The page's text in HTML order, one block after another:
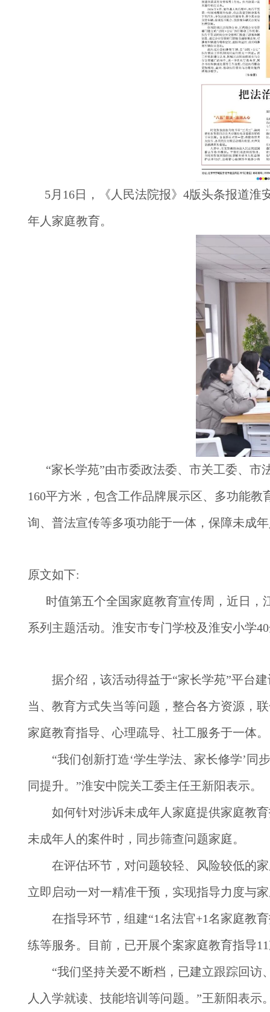
5月16日，《人民法院报》4版头条报道淮
年人家庭教育。
“家长学苑”由市委政法委、市关工委、市
160平方米，包含工作品牌展示区、多功能
询、普法宣传等多项功能于一体，保障未成
原文如下:
时值第五个全国家庭教育宣传周，近日，
系列主题活动。淮安市专门学校及淮安小学
据介绍，该活动得益于“家长学苑”平台建
当、教育方式失当等问题，整合各方资源，
家庭教育指导、心理疏导、社工服务于一体。
“我们创新打造‘学生学法、家长修学’同步
同提升。”淮安中院关工委主任王新阳表示。
如何针对涉诉未成年人家庭提供家庭教
未成年人的案件时，同步筛查问题家庭。
在评估环节，对问题较轻、风险较低的家
立即启动一对一精准干预，实现指导力度与
在指导环节，组建“1名法官+1名家庭教育
练等服务。目前，已开展个案家庭教育指导
“我们坚持关爱不断档，已建立跟踪回访
人入学就读、技能培训等问题。”王新阳表示